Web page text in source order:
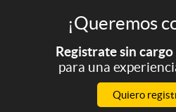
¡Queremos
Registrate sin cargo
para una
Quiero